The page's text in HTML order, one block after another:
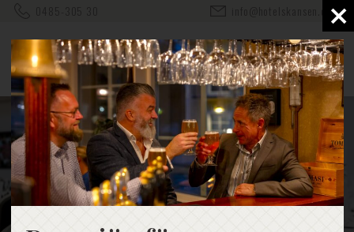
info@hotelskansen.com